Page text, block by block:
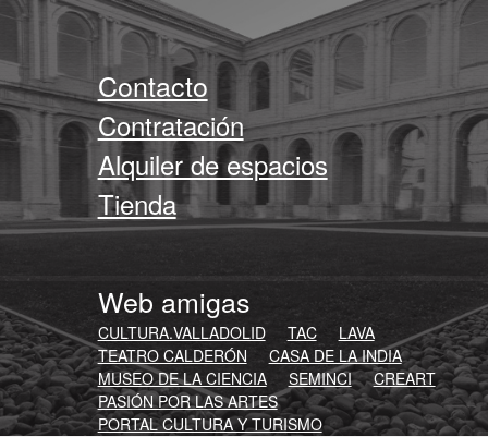
Contacto
Contratación
Alquiler de espacios
Tienda
Web amigas
CULTURA.VALLADOLID TAC
LAVA
TEATRO CALDERÓN
CASA DE LA INDIA
MUSEO DE LA CIENCIA
SEMINCI
CREART
PASIÓN POR LAS ARTES
PORTAL CULTURA Y TURISMO